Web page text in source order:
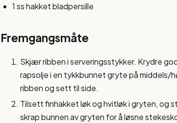
1 ss hakket bladpersille
Fremgangsmåte
Skjær ribben i serveringsstykker. Krydre
rapsolje i en tykkbunnet gryte på middels/
ribben og sett til side.
Tilsett finhakket løk og hvitløk i gryten, og
skrap bunnen av gryten for å løsne